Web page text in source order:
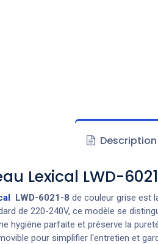
Description
Lexical LWD-
LWD-6021-8 de couleur grise est
de 220-240V, ce modèle se
hygiène parfaite et préserve la
pour simplifier l'entretien et